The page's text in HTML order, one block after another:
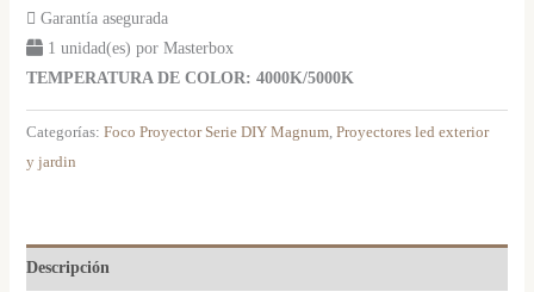
Garantía asegurada
1 unidad(es) por Masterbox
TEMPERATURA DE COLOR: 4000K/5000K
Categorías: Foco Proyector Serie DIY Magnum, Proyectores led exterior
y jardin
Descripción